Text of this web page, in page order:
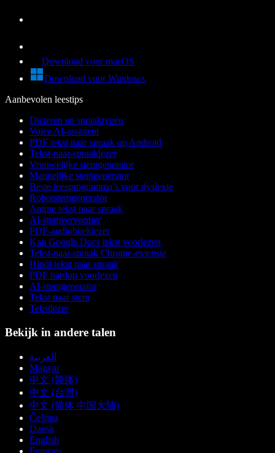
Download voor macOS
Download voor Windows
Aanbevolen leestips
Dicteren en spraaktypen
Voice AI-assistent
PDF tekst naar spraak op Android
Tekst-naar-spraaklezer
Vrouwelijke stemgenerator
Mannelijke stemgenerator
Beste leesprogramma’s voor dyslexie
Robotstemgenerator
Anime tekst naar spraak
AI-stemvervormer
PDF-audioboeklezer
Kan Google Docs tekst voorlezen
Tekst-naar-spraak Chrome-extensie
Hindi tekst naar spraak
PDF hardop voorlezen
AI-stemgenerator
Tekst naar stem
Tekstlezer
Bekijk in andere talen
العربية
Magyar
中文 (简体)
中文 (台灣)
中文 (简体 中国大陆)
Čeština
Dansk
English
Français